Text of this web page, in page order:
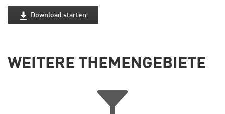
Download starten
WEITERE THEMENGEBIETE